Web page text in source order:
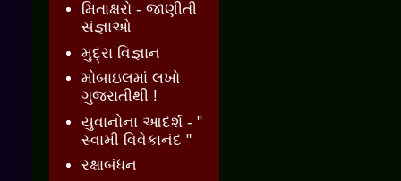
મિતાક્ષરો - જાણીતી
સંજ્ઞાઓ
મુદ્રા વિજ્ઞાન
મોબાઇલમાં લખો
ગુજરાતીથી !
યુવાનોના આદર્શ - "
સ્વામી વિવેકાનંદ "
રક્ષાબંધન